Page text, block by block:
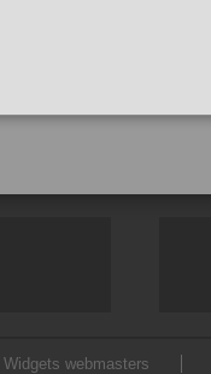
Widgets webmasters